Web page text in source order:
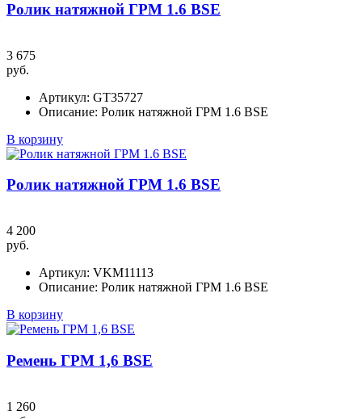
Ролик натяжной ГРМ 1.6 BSE
3 675
руб.
Артикул: GT35727
Описание: Ролик натяжной ГРМ 1.6 BSE
В корзину
Ролик натяжной ГРМ 1.6 BSE
4 200
руб.
Артикул: VKM11113
Описание: Ролик натяжной ГРМ 1.6 BSE
В корзину
Ремень ГРМ 1,6 BSE
1 260